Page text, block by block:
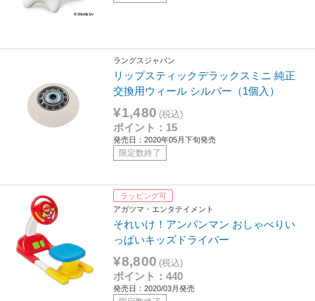
ラングスジャパン
リップスティックデラックスミニ 純正
交換用ウィール シルバー（1個入）
¥1,480 (税込)
ポイント：15
発売日：2020年05月下旬発売
限定数終了
ラッピング可
アガツマ・エンタテイメント
それいけ！アンパンマン おしゃべりい
っぱいキッズドライバー
¥8,800 (税込)
ポイント：440
発売日：2020/03月発売